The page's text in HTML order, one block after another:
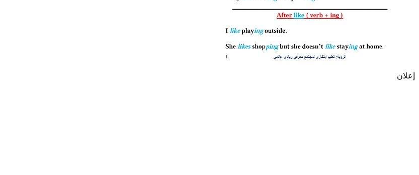
إعلان